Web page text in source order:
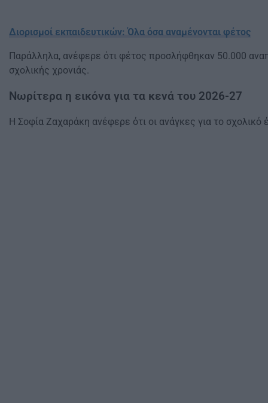
Διορισμοί εκπαιδευτικών: Όλα όσα αναμένονται φέτος
Παράλληλα, ανέφερε ότι φέτος προσλήφθηκαν 50.000
σχολικής χρονιάς.
Νωρίτερα η εικόνα για τα κενά του 2026-27
Η Σοφία Ζαχαράκη ανέφερε ότι οι ανάγκες για το